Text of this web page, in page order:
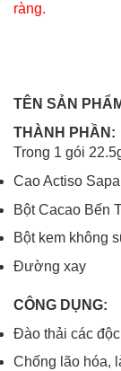
ràng.
TÊN SẢN
THÀNH PHẦN:
Trong 1 gói
Cao Actiso Sapa
Bột Cacao Bến
Bột kem không
Đường xay
CÔNG DỤNG:
Đào thải các
Chống lão hóa,